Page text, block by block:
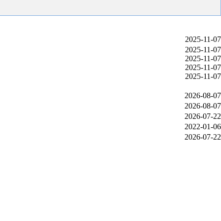
2025-11-07
2025-11-07
2025-11-07
2025-11-07
2025-11-07
2026-08-07
2026-08-07
2026-07-22
2022-01-06
2026-07-22